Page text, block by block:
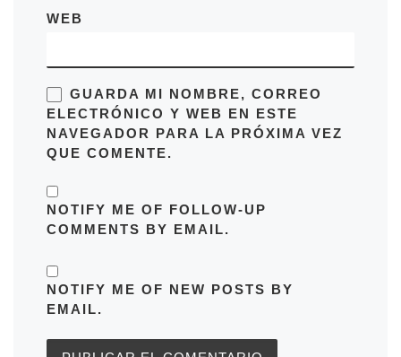
WEB
GUARDA MI NOMBRE, CORREO
ELECTRÓNICO Y WEB EN ESTE
NAVEGADOR PARA LA PRÓXIMA VEZ
QUE COMENTE.
NOTIFY ME OF FOLLOW-UP
COMMENTS BY EMAIL.
NOTIFY ME OF NEW POSTS BY
EMAIL.